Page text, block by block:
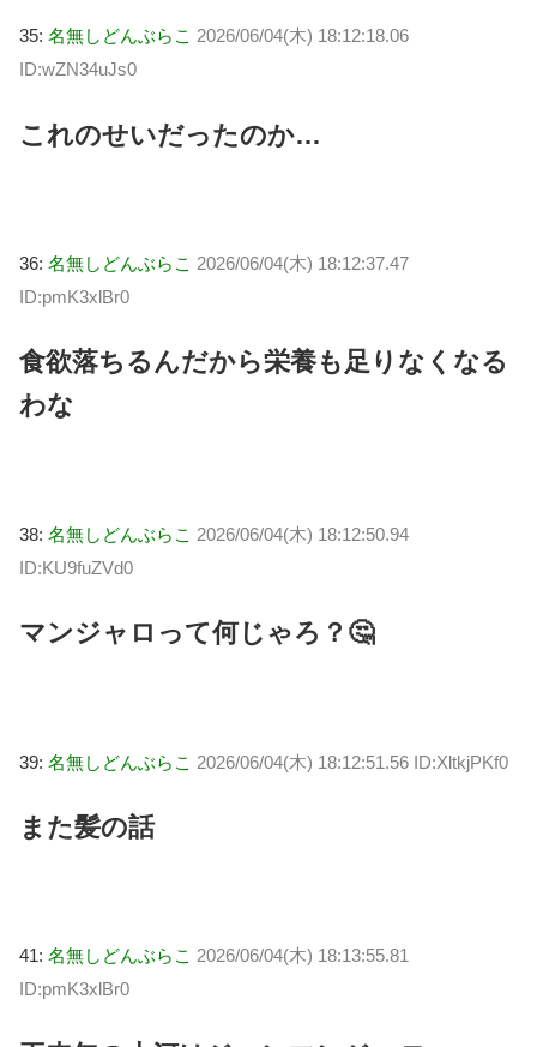
35: 名無しどんぶらこ 2026/06/04(木) 18:12:18.06
ID:wZN34uJs0
これのせいだったのか…
36: 名無しどんぶらこ 2026/06/04(木) 18:12:37.47
ID:pmK3xlBr0
食欲落ちるんだから栄養も足りなくなる
わな
38: 名無しどんぶらこ 2026/06/04(木) 18:12:50.94
ID:KU9fuZVd0
マンジャロって何じゃろ？🤔
39: 名無しどんぶらこ 2026/06/04(木) 18:12:51.56 ID:XltkjPKf0
また髪の話
41: 名無しどんぶらこ 2026/06/04(木) 18:13:55.81
ID:pmK3xlBr0